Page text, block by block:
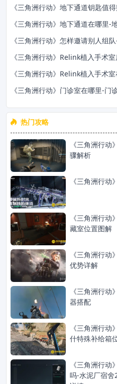
《三角洲行动》‌‌‌地下通道钥匙值
《三角洲行动》‌‌‌地下通道在哪里-
《三角洲行动》怎样邀请别人组
《三角洲行动》‌‌‌Relink植入手术
《三角洲行动》‌‌‌Relink植入手术
《三角洲行动》‌‌‌门诊室在哪里-门
热门攻略
《三角洲行
骤解析
《三角洲行
《三角洲行
藏室‌位置图解
《三角洲行
优势详解
《三角洲行
器搭配
《三角洲行
什特殊补给箱
《三角洲行
吗-水泥厂宿舍